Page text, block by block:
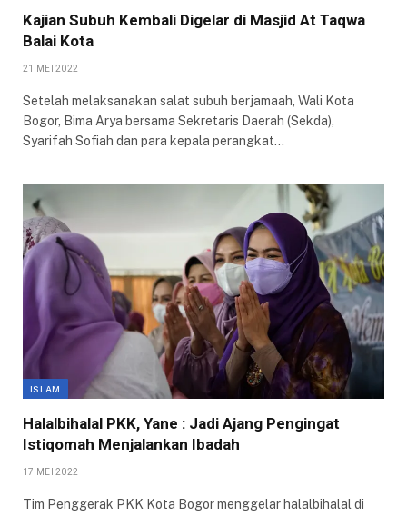
Kajian Subuh Kembali Digelar di Masjid At Taqwa
Balai Kota
21 MEI 2022
Setelah melaksanakan salat subuh berjamaah, Wali Kota
Bogor, Bima Arya bersama Sekretaris Daerah (Sekda),
Syarifah Sofiah dan para kepala perangkat…
ISLAM
Halalbihalal PKK, Yane : Jadi Ajang Pengingat
Istiqomah Menjalankan Ibadah
17 MEI 2022
Tim Penggerak PKK Kota Bogor menggelar halalbihalal di